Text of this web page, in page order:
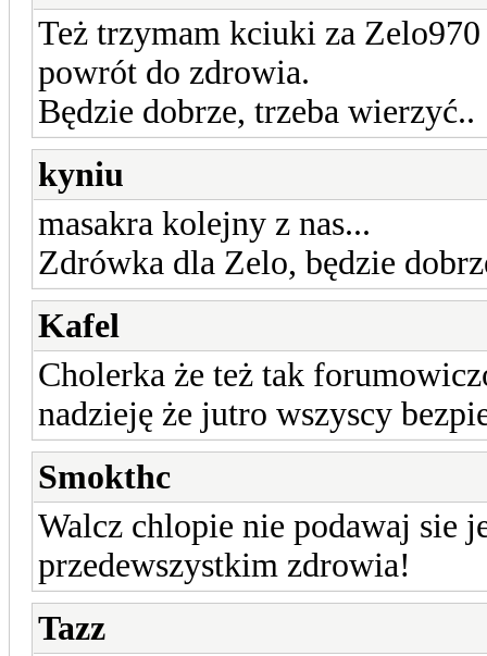
Też trzymam kciuki za
powrót do zdrowia.
Będzie dobrze, trzeba wierzyć..
kyniu
masakra kolejny z nas...
Zdrówka dla Zelo, będzie
Kafel
Cholerka że też tak
nadzieję że jutro wszyscy
Smokthc
Walcz chlopie nie podawaj sie
przedewszystkim zdrowia!
Tazz